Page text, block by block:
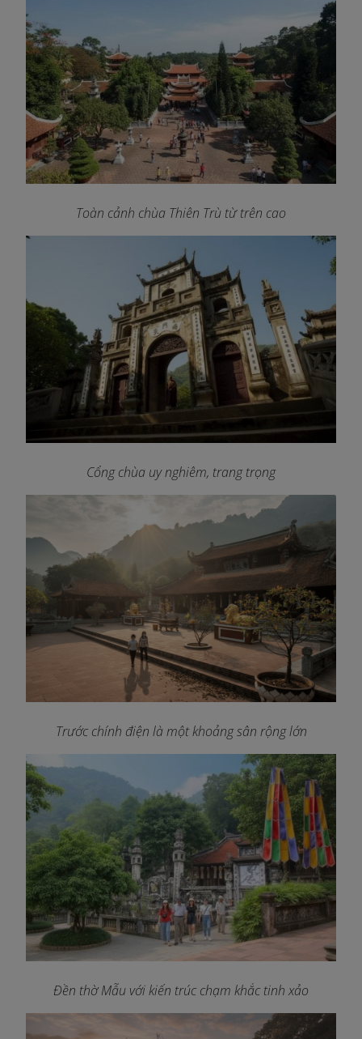
Toàn cảnh chùa Thiên Trù từ trên cao
Cổng chùa uy nghiêm, trang trọng
Trước chính điện là một khoảng sân rộng lớn
Đền thờ Mẫu với kiến trúc chạm khắc tinh xảo